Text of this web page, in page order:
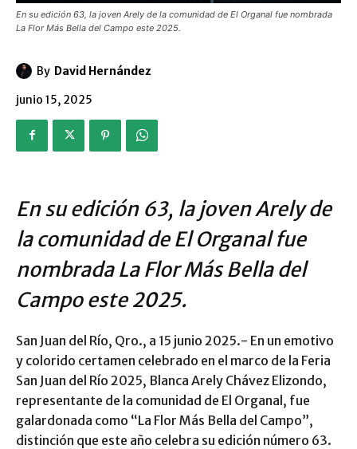
En su edición 63, la joven Arely de la comunidad de El Organal fue nombrada
La Flor Más Bella del Campo este 2025.
By David Hernández
junio 15, 2025
En su edición 63, la joven Arely de
la comunidad de El Organal fue
nombrada La Flor Más Bella del
Campo este 2025.
San Juan del Río, Qro., a 15 junio 2025.- En un emotivo
y colorido certamen celebrado en el marco de la Feria
San Juan del Río 2025, Blanca Arely Chávez Elizondo,
representante de la comunidad de El Organal, fue
galardonada como “La Flor Más Bella del Campo”,
distinción que este año celebra su edición número 63.